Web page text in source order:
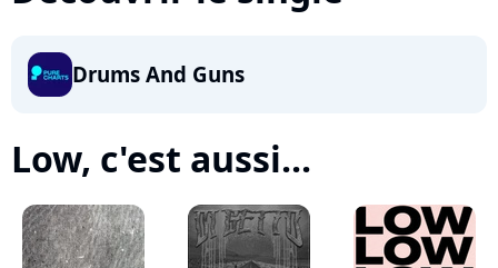
Drums And Guns
Low, c'est aussi...